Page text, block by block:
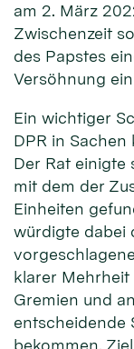
am 2. März
Zwischenzeit
des Papstes
Versöhnung
Ein wichtiger
DPR in
Der Rat einigte
mit dem der
Einheiten
würdigte dabei
klarer Mehrheit
Gremien und
entscheidende
bekommen.